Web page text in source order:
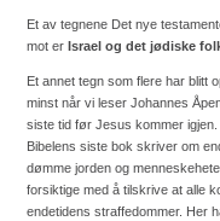
Et av tegnene Det nye
mot er Israel og det jødiske
Et annet tegn som flere har blitt
minst når vi leser Johannes
siste tid før Jesus kommer
Bibelens siste bok skriver om
dømme jorden og
forsiktige med å tilskrive at alle
endetidens straffedommer. Her